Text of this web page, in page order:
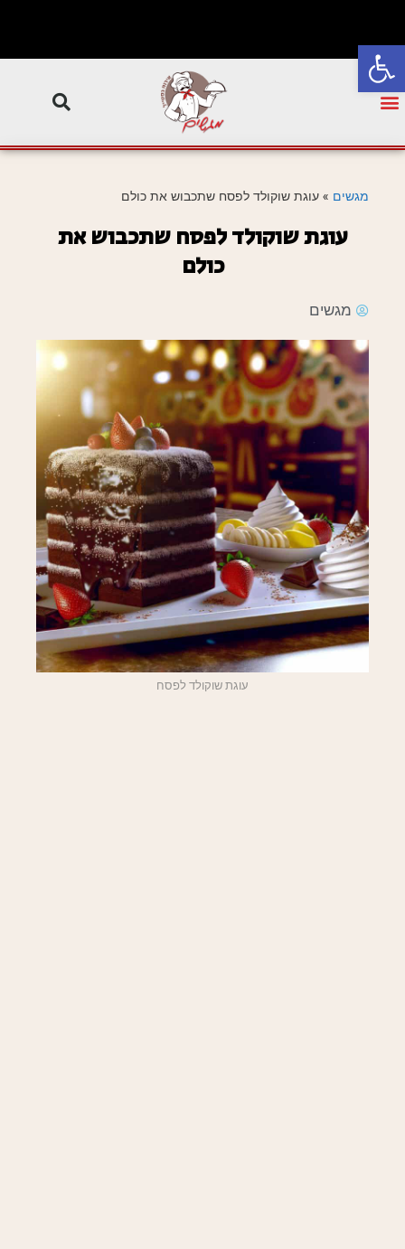
פתח סרגל נגישות
מגשים » עוגת שוקולד לפסח שתכבוש את כולם
עוגת שוקולד לפסח שתכבוש את
כולם
מגשים
עוגת שוקולד לפסח